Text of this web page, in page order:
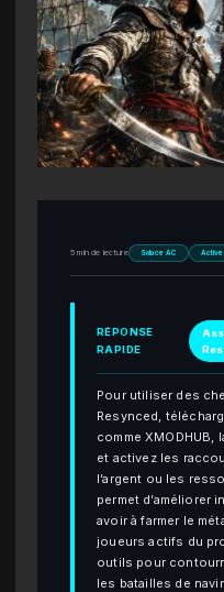
5 min de lecture Soluce AC
RÉPONSE
RAPIDE
Pour utiliser des
Resynced,
comme
et activez les
l’argent ou les
permet d’améliorer
avoir à farmer le
joueurs actifs du
outils pour
les batailles de